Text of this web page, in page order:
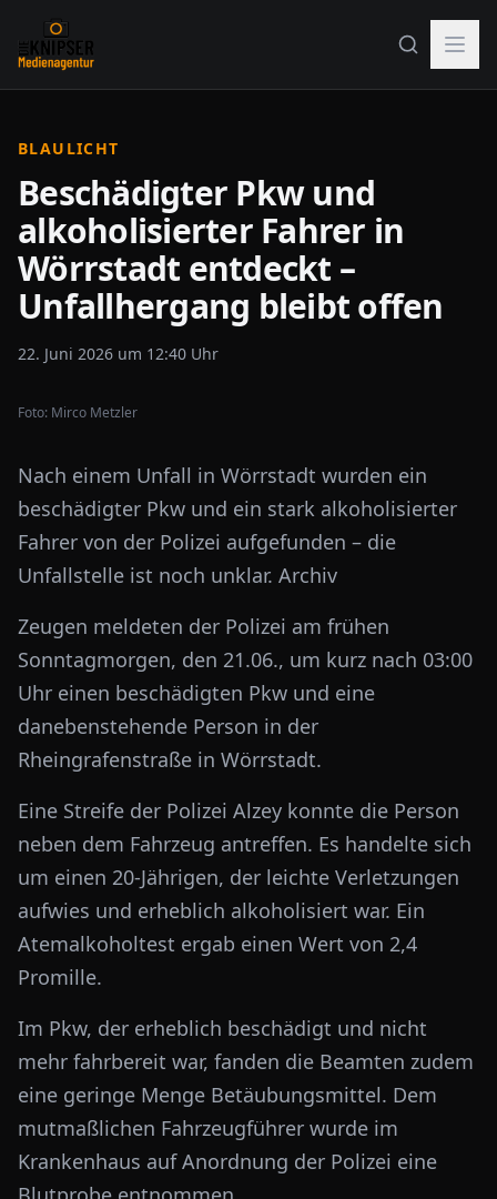
BLAULICHT
Beschädigter Pkw und
alkoholisierter Fahrer in
Wörrstadt entdeckt –
Unfallhergang bleibt offen
22. Juni 2026 um 12:40 Uhr
Foto: Mirco Metzler
Nach einem Unfall in Wörrstadt wurden ein
beschädigter Pkw und ein stark alkoholisierter
Fahrer von der Polizei aufgefunden – die
Unfallstelle ist noch unklar. Archiv
Zeugen meldeten der Polizei am frühen
Sonntagmorgen, den 21.06., um kurz nach 03:00
Uhr einen beschädigten Pkw und eine
danebenstehende Person in der
Rheingrafenstraße in Wörrstadt.
Eine Streife der Polizei Alzey konnte die Person
neben dem Fahrzeug antreffen. Es handelte sich
um einen 20-Jährigen, der leichte Verletzungen
aufwies und erheblich alkoholisiert war. Ein
Atemalkoholtest ergab einen Wert von 2,4
Promille.
Im Pkw, der erheblich beschädigt und nicht
mehr fahrbereit war, fanden die Beamten zudem
eine geringe Menge Betäubungsmittel. Dem
mutmaßlichen Fahrzeugführer wurde im
Krankenhaus auf Anordnung der Polizei eine